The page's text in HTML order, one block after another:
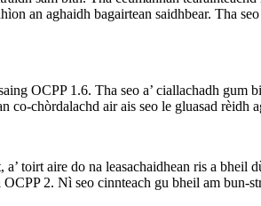
an aghaidh bagairtean saidhbear. Tha
OCPP 1.6. Tha seo a’ ciallachadh gum
chòrdalachd air ais seo le gluasad rèidh
toirt aire do na leasachaidhean ris a
2. Nì seo cinnteach gu bheil am bun-